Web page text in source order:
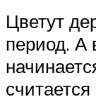
Цветут
период. А